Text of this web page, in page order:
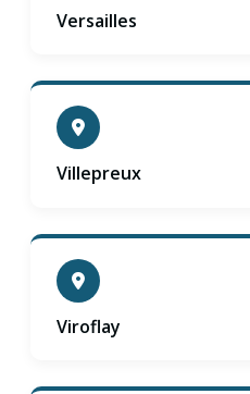
Versailles
Villepreux
Viroflay